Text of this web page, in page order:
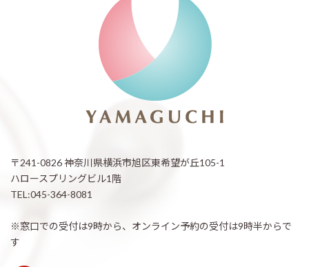
〒241-0826 神奈川県横浜市旭区東希望が丘105-1
ハロースプリングビル1階
TEL:045-364-8081
※窓口での受付は9時から、オンライン予約の受付は9時半からで
す